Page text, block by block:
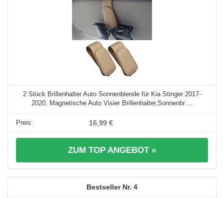
2 Stück Brillenhalter Auto Sonnenblende für Kia Stinger 2017-
2020, Magnetische Auto Visier Brillenhalter,Sonnenbr ...
16,99 €
ZUM TOP ANGEBOT »
4